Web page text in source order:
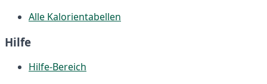
Alle Kalorientabellen
Hilfe
Hilfe-Bereich